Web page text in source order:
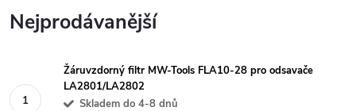
Nejprodávanější
Žáruvzdorný filtr MW-Tools FLA10-28 pro odsavače
LA2801/LA2802
Skladem do 4-8 dnů